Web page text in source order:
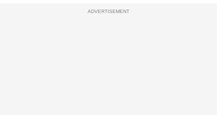
ADVERTISEMENT